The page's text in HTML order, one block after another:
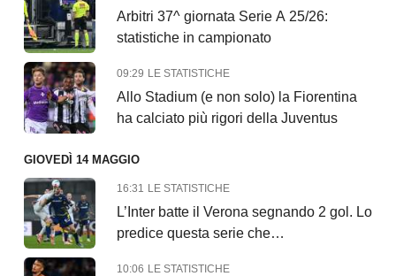
Arbitri 37^ giornata Serie A 25/26:
statistiche in campionato
09:29 LE STATISTICHE
Allo Stadium (e non solo) la Fiorentina
ha calciato più rigori della Juventus
GIOVEDÌ 14 MAGGIO
16:31 LE STATISTICHE
L’Inter batte il Verona segnando 2 gol. Lo
predice questa serie che…
10:06 LE STATISTICHE